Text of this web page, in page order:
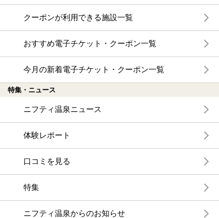
クーポンが利用できる施設一覧
おすすめ電子チケット・クーポン一覧
今月の新着電子チケット・クーポン一覧
特集・ニュース
ニフティ温泉ニュース
体験レポート
口コミを見る
特集
ニフティ温泉からのお知らせ